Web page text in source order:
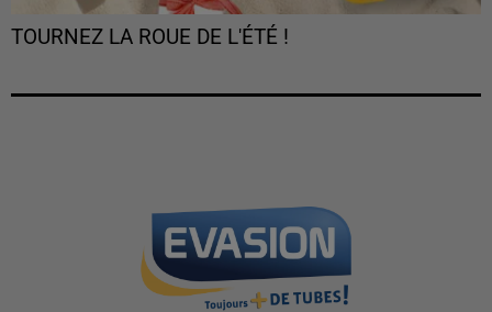
TOURNEZ LA ROUE DE L'ÉTÉ !